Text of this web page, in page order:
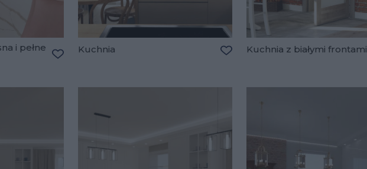
i pełne
Kuchnia Kuchnia z białymi frontami